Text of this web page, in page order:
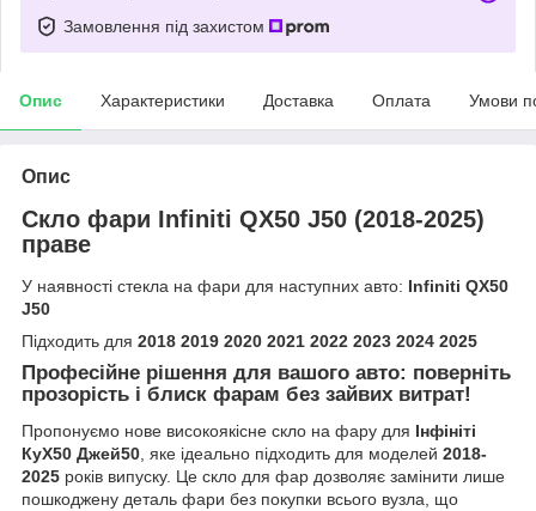
Замовлення під захистом
Опис Характеристики Доставка Оплата Умови
Опис
Скло фари Infiniti QX50 J50 (2018-2025)
праве
У наявності стекла на фари для наступних авто: Infiniti QX50
J50
Підходить для 2018 2019 2020 2021 2022 2023 2024 2025
Професійне рішення для вашого авто: поверніть
прозорість і блиск фарам без зайвих витрат!
Пропонуємо нове високоякісне скло на фару для Інфініті
КуХ50 Джей50, яке ідеально підходить для моделей 2018-
2025 років випуску. Це скло для фар дозволяє замінити лише
пошкоджену деталь фари без покупки всього вузла, що